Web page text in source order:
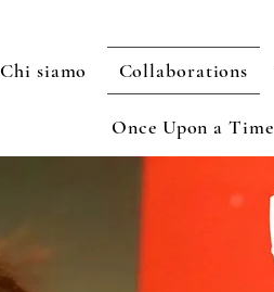
Chi siamo Collaborations
Once Upon a Time